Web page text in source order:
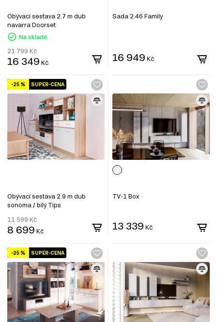
Obývací sestava 2.7 m dub
navarra Doorset
Na skladě
21 799 Kč
16 349 Kč
Sada 2.46 Family
16 949 Kč
SUPER-CENA
-25 %
Obývací sestava 2.9 m dub
sonoma / bílý Tips
11 599 Kč
8 699 Kč
TV-1 Box
13 339 Kč
SUPER-CENA
-25 %